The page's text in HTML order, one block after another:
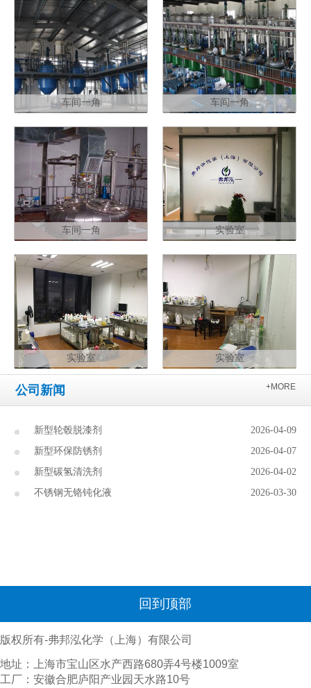
车间一角 车间一角
车间一角 实验室
实验室 实验室
+MORE
公司新闻
2026-04-09
新型轮毂脱漆剂
2026-04-07
新型环保防锈剂
2026-04-02
新型碳氢清洗剂
2026-03-30
不锈钢无铬钝化液
回到顶部
版权所有-弗邦泓化学（上海）有限公司
地址：上海市宝山区水产西路680弄4号楼1009室
工厂：安徽合肥庐阳产业园天水路10号